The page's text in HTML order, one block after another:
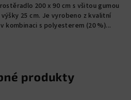
200 x 90 cm s všitou gumou
25 cm. Je vyrobeno z kvalitní
kombinaci s polyesterem (20 %)...
produkty